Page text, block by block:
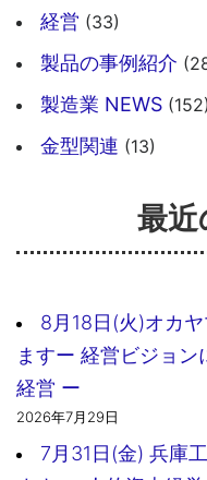
経営 (33)
製品の事例紹介
製造業 NEWS (152)
金型関連 (13)
最近
8月18日(火)オカ
ますー 経営ビジョ
経営 ー
2026年7月29日
7月31日(金) 兵庫